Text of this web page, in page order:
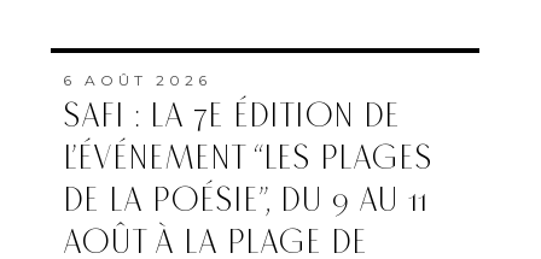
6 AOÛT 2026
SAFI : LA 7E ÉDITION DE
L’ÉVÉNEMENT “LES PLAGES
DE LA POÉSIE”, DU 9 AU 11
AOÛT À LA PLAGE DE